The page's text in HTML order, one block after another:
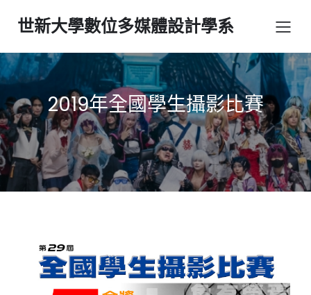
世新大學數位多媒體設計學系
2019年全國學生攝影比賽